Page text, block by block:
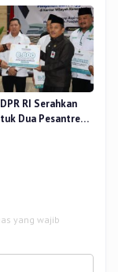
RI Serahkan
Dua Pesantren
yang wajib